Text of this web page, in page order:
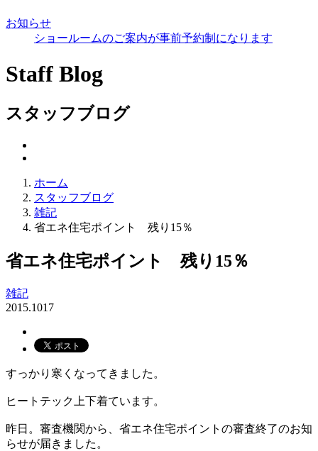
お知らせ
ショールームのご案内が事前予約制になります
Staff Blog
スタッフブログ
ホーム
スタッフブログ
雑記
省エネ住宅ポイント 残り15％
省エネ住宅ポイント 残り15％
雑記
2015.1017
すっかり寒くなってきました。
ヒートテック上下着ています。
昨日。審査機関から、省エネ住宅ポイントの審査終了のお知
らせが届きました。